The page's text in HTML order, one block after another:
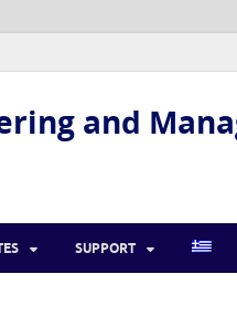
and
SUPPORT